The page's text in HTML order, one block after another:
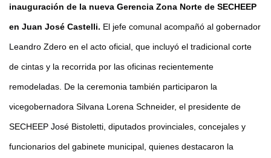
inauguración de la nueva Gerencia Zona Norte de SECHEEP
en Juan José Castelli. El jefe comunal acompañó al gobernador
Leandro Zdero en el acto oficial, que incluyó el tradicional corte
de cintas y la recorrida por las oficinas recientemente
remodeladas. De la ceremonia también participaron la
vicegobernadora Silvana Lorena Schneider, el presidente de
SECHEEP José Bistoletti, diputados provinciales, concejales y
funcionarios del gabinete municipal, quienes destacaron la